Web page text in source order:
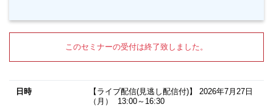
このセミナーの受付は終了致しました。
日時 【ライブ配信(見逃し配信付)】 2026年7月27日
（月） 13:00～16:30